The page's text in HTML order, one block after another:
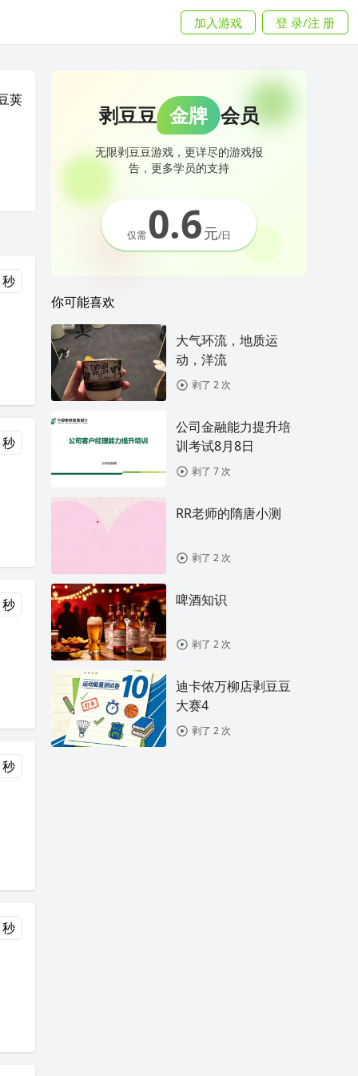
加入游戏 登 录/注 册
荚
剥豆豆 金牌 会员
无限剥豆豆游戏，更详尽的游戏报
告，更多学员的支持
仅需0.6元/日
你可能喜欢
大气环流，地质运
动，洋流
剥了 2 次
公司金融能力提升培
训考试8月8日
剥了 7 次
RR老师的隋唐小测
剥了 2 次
啤酒知识
剥了 2 次
迪卡侬万柳店剥豆豆
大赛4
剥了 2 次